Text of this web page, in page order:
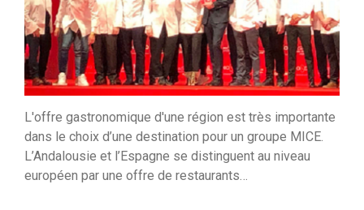
L'offre gastronomique d'une région est très importante
dans le choix d’une destination pour un groupe MICE.
L’Andalousie et l’Espagne se distinguent au niveau
européen par une offre de restaurants…